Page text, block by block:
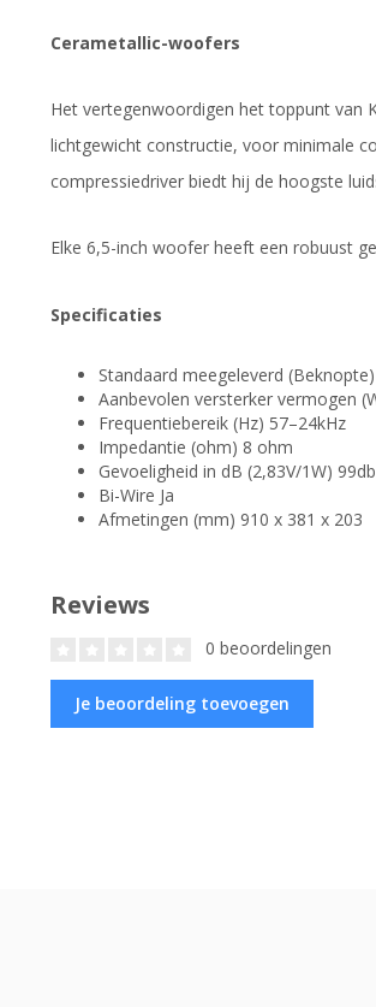
Cerametallic-woofers
Het vertegenwoordigen het toppunt van
lichtgewicht constructie, voor minimale
compressiedriver biedt hij de hoogste
Elke 6,5-inch woofer heeft een robuust
Specificaties
Standaard meegeleverd
Aanbevolen versterker vermogen
Frequentiebereik (Hz) 57–24kHz
Impedantie (ohm) 8 ohm
Gevoeligheid in dB (2,83V/1W) 99db
Bi-Wire Ja
Afmetingen (mm) 910 x 381 x 203
Reviews
0 beoordelingen
Je beoordeling toevoegen